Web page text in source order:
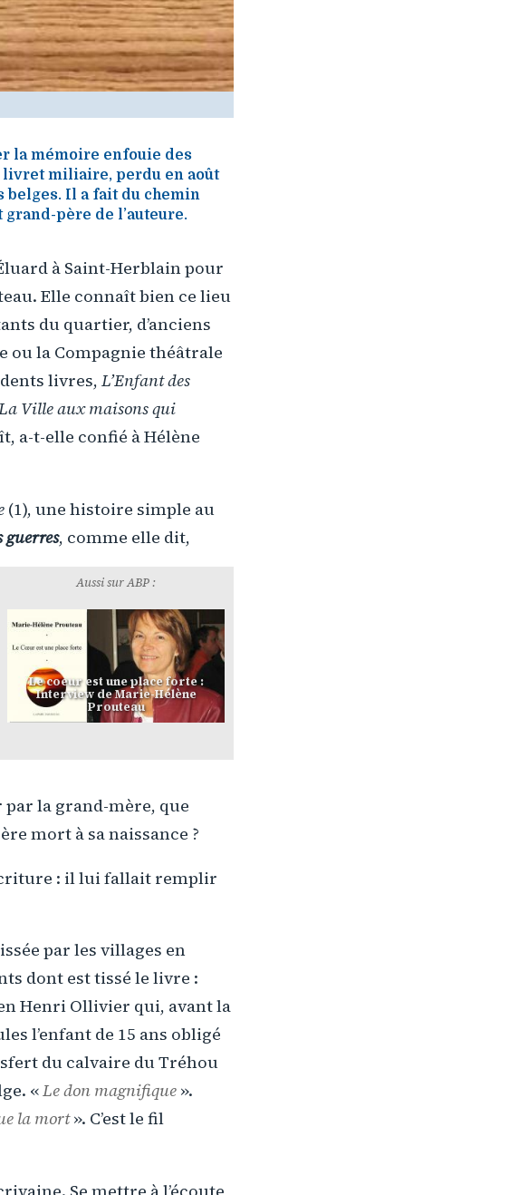
la mémoire enfouie des
livret miliaire, perdu en août
belges. Il a fait du chemin
père de l’auteure.
à Saint-Herblain pour
Elle connaît bien ce lieu
du quartier, d’anciens
ou la Compagnie théâtrale
livres, L’Enfant des
Ville aux maisons qui
a-t-elle confié à Hélène
(1), une histoire simple au
guerres, comme elle dit,
Aussi sur ABP :
Le coeur est une place forte :
Interview de Marie-Hélène
Prouteau
la grand-mère, que
mort à sa naissance ?
: il lui fallait remplir
par les villages en
dont est tissé le livre :
Henri Ollivier qui, avant la
l’enfant de 15 ans obligé
du calvaire du Tréhou
«Le don magnifique ».
la mort». C’est le fil